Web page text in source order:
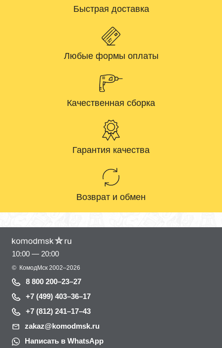
Быстрая доставка
Любые формы оплаты
Качественная сборка
Гарантия качества
Возврат и обмен
10:00 — 20:00
© КомодМск 2002–2026
8 800 200–23–27
+7 (499) 403–36–17
+7 (812) 241–17–43
zakaz@komodmsk.ru
Написать в WhatsApp